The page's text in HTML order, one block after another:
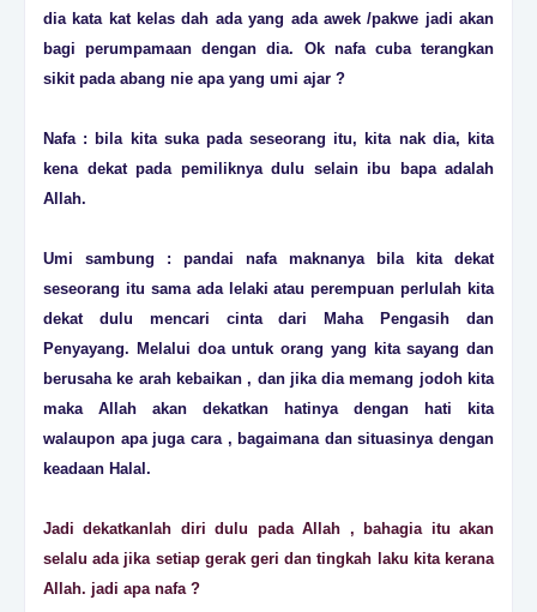
dia kata kat kelas dah ada yang ada awek /pakwe jadi akan
bagi perumpamaan dengan dia. Ok nafa cuba terangkan
sikit pada abang nie apa yang umi ajar ?
Nafa : bila kita suka pada seseorang itu, kita nak dia, kita
kena dekat pada pemiliknya dulu selain ibu bapa adalah
Allah.
Umi sambung : pandai nafa maknanya bila kita dekat
seseorang itu sama ada lelaki atau perempuan perlulah kita
dekat dulu mencari cinta dari Maha Pengasih dan
Penyayang. Melalui doa untuk orang yang kita sayang dan
berusaha ke arah kebaikan , dan jika dia memang jodoh kita
maka Allah akan dekatkan hatinya dengan hati kita
walaupon apa juga cara , bagaimana dan situasinya dengan
keadaan Halal.
Jadi dekatkanlah diri dulu pada Allah , bahagia itu akan
selalu ada jika setiap gerak geri dan tingkah laku kita kerana
Allah. jadi apa nafa ?